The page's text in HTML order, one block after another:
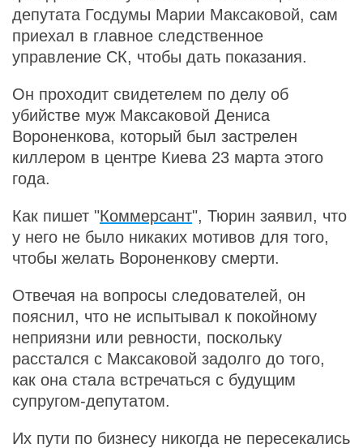
депутата Госдумы Марии Максаковой, сам
приехал в главное следственное
управление СК, чтобы дать показания.
Он проходит свидетелем по делу об
убийстве муж Максаковой Дениса
Вороненкова, который был застрелен
киллером в центре Киева 23 марта этого
года.
Как пишет "Коммерсант", Тюрин заявил, что
у него не было никаких мотивов для того,
чтобы желать Вороненкову смерти.
Отвечая на вопросы следователей, он
пояснил, что не испытывал к покойному
неприязни или ревности, поскольку
расстался с Максаковой задолго до того,
как она стала встречаться с будущим
супругом-депутатом.
Их пути по бизнесу никогда не пересекались